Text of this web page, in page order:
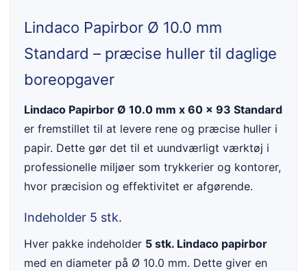
Lindaco Papirbor Ø 10.0 mm
Standard – præcise huller til daglige
boreopgaver
Lindaco Papirbor Ø 10.0 mm x 60 x 93 Standard
er fremstillet til at levere rene og præcise huller i
papir. Dette gør det til et uundværligt værktøj i
professionelle miljøer som trykkerier og kontorer,
hvor præcision og effektivitet er afgørende.
Indeholder 5 stk.
Hver pakke indeholder 5 stk. Lindaco papirbor
med en diameter på Ø 10.0 mm. Dette giver en